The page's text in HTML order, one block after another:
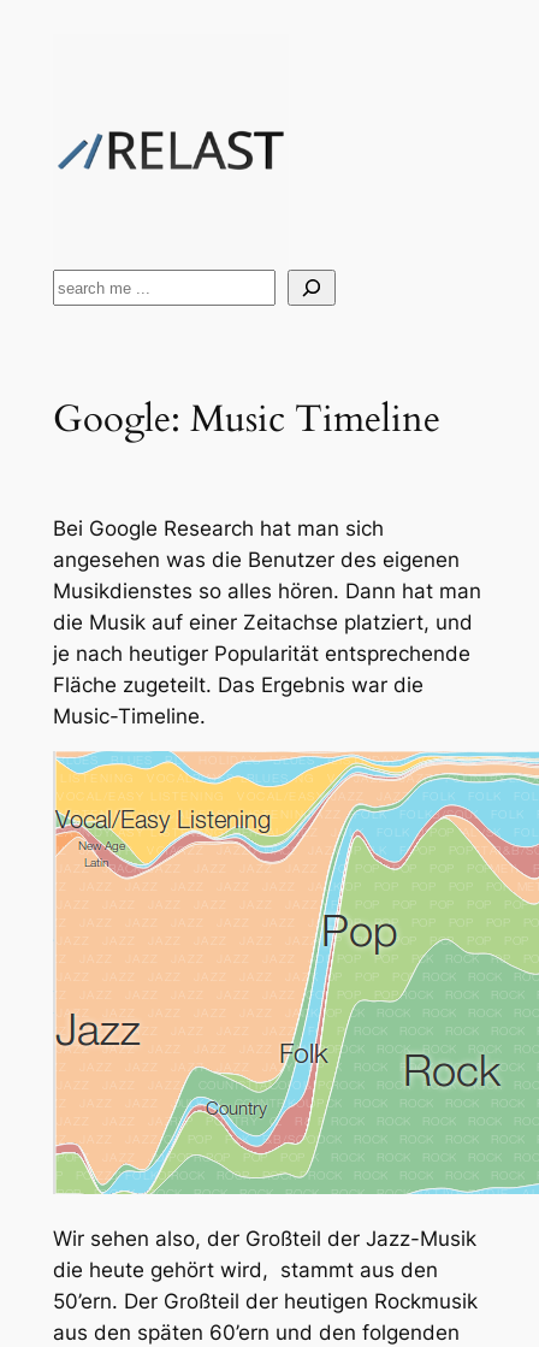
Suchen
Google: Music Timeline
Bei Google Research hat man sich
angesehen was die Benutzer des eigenen
Musikdienstes so alles hören. Dann hat man
die Musik auf einer Zeitachse platziert, und
je nach heutiger Popularität entsprechende
Fläche zugeteilt. Das Ergebnis war die
Music-Timeline.
Wir sehen also, der Großteil der Jazz-Musik
die heute gehört wird, stammt aus den
50’ern. Der Großteil der heutigen Rockmusik
aus den späten 60’ern und den folgenden